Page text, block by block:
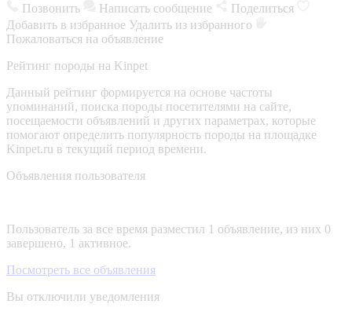
Позвонить Написать сообщение
Поделиться
Добавить в избранное Удалить из избранного
Пожаловаться на объявление
Рейтинг породы на Kinpet
Данный рейтинг формируется на основе частоты
упоминаний, поиска породы посетителями на сайте,
посещаемости объявлений и других параметрах, которые
помогают определить популярность породы на площадке
Kinpet.ru в текущий период времени.
Объявления пользователя
Пользователь за все время разместил 1 объявление, из них 0
завершено, 1 активное.
Посмотреть все объявления
Вы отключили уведомления